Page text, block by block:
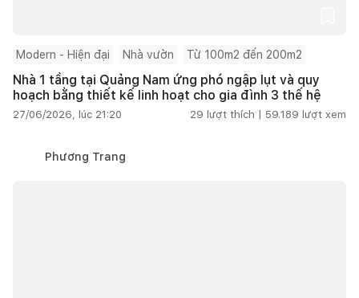
Modern - Hiện đại Nhà vườn Từ 100m2 đến 200m2
Nhà 1 tầng tại Quảng Nam ứng phó ngập lụt và quy
hoạch bằng thiết kế linh hoạt cho gia đình 3 thế hệ
27/06/2026, lúc 21:20 29 lượt thích | 59.189 lượt xem
Phương Trang